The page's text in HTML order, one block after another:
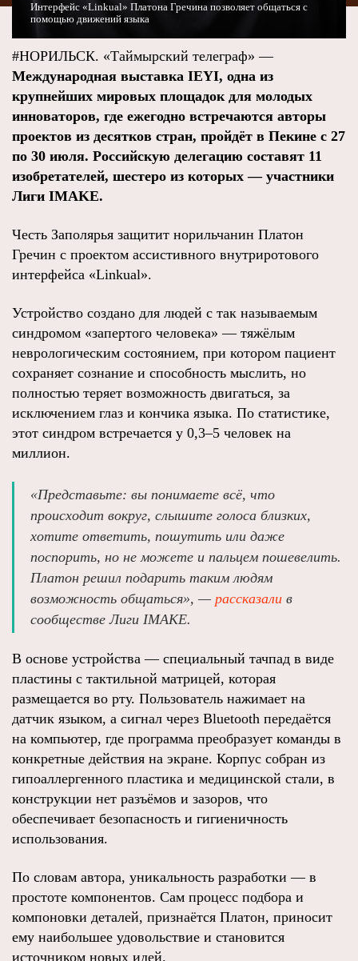
Интерфейс «Linkual» Платона Гречина позволяет общаться с
помощью движений языка
#НОРИЛЬСК. «Таймырский телеграф» —
Международная выставка IEYI, одна из
крупнейших мировых площадок для молодых
инноваторов, где ежегодно встречаются авторы
проектов из десятков стран, пройдёт в Пекине с 27
по 30 июля. Российскую делегацию составят 11
изобретателей, шестеро из которых — участники
Лиги IMAKE.
Честь Заполярья защитит норильчанин Платон
Гречин с проектом ассистивного внутриротового
интерфейса «Linkual».
Устройство создано для людей с так называемым
синдромом «запертого человека» — тяжёлым
неврологическим состоянием, при котором пациент
сохраняет сознание и способность мыслить, но
полностью теряет возможность двигаться, за
исключением глаз и кончика языка. По статистике,
этот синдром встречается у 0,3–5 человек на
миллион.
«Представьте: вы понимаете всё, что
происходит вокруг, слышите голоса близких,
хотите ответить, пошутить или даже
поспорить, но не можете и пальцем пошевелить.
Платон решил подарить таким людям
возможность общаться», — рассказали в
сообществе Лиги IMAKE.
В основе устройства — специальный тачпад в виде
пластины с тактильной матрицей, которая
размещается во рту. Пользователь нажимает на
датчик языком, а сигнал через Bluetooth передаётся
на компьютер, где программа преобразует команды в
конкретные действия на экране. Корпус собран из
гипоаллергенного пластика и медицинской стали, в
конструкции нет разъёмов и зазоров, что
обеспечивает безопасность и гигиеничность
использования.
По словам автора, уникальность разработки — в
простоте компонентов. Сам процесс подбора и
компоновки деталей, признаётся Платон, приносит
ему наибольшее удовольствие и становится
источником новых идей.